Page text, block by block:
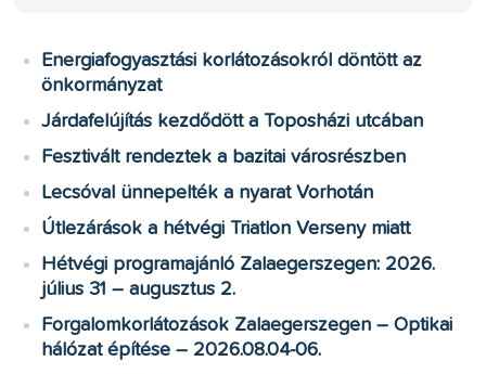
Energiafogyasztási korlátozásokról döntött az
önkormányzat
Járdafelújítás kezdődött a Toposházi utcában
Fesztivált rendeztek a bazitai városrészben
Lecsóval ünnepelték a nyarat Vorhotán
Útlezárások a hétvégi Triatlon Verseny miatt
Hétvégi programajánló Zalaegerszegen: 2026.
július 31 – augusztus 2.
Forgalomkorlátozások Zalaegerszegen – Optikai
hálózat építése – 2026.08.04-06.